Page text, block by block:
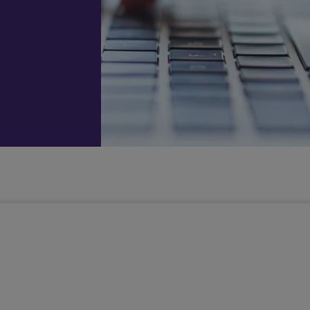
Soutien
psychologique
et social
Formation